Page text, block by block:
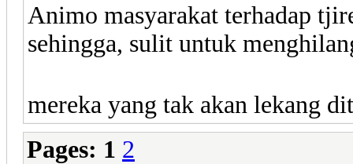
Animo masyarakat terhadap
sehingga, sulit untuk
mereka yang tak akan lekang
Pages: 1 2